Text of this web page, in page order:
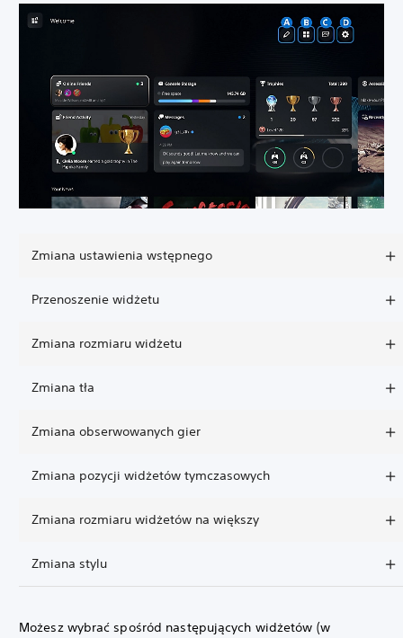
Zmiana ustawienia wstępnego
Przenoszenie widżetu
Zmiana rozmiaru widżetu
Zmiana tła
Zmiana obserwowanych gier
Zmiana pozycji widżetów tymczasowych
Zmiana rozmiaru widżetów na większy
Zmiana stylu
Możesz wybrać spośród następujących widżetów (w